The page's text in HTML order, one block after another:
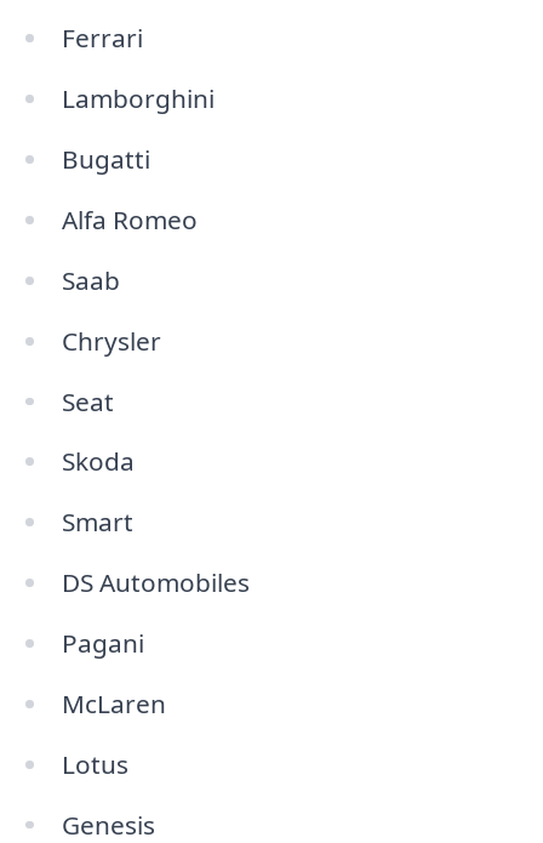
Ferrari
Lamborghini
Bugatti
Alfa Romeo
Saab
Chrysler
Seat
Skoda
Smart
DS Automobiles
Pagani
McLaren
Lotus
Genesis